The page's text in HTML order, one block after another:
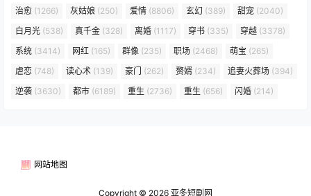
治愈 (1266) 灰姑娘 (250) 爱情 (8806) 玄幻 (389) 甜宠 (2040)
白月光 (538) 真千金 (328) 离婚 (1117) 穿书 (335) 穿越 (3378)
系统 (3414) 网红 (165) 群像 (235) 职场 (2468) 萌宝 (265)
虐恋 (748) 读心术 (139) 豪门 (262) 赘婿 (234) 追妻火葬场 (394)
逆袭 (3630) 都市 (6189) 重生 (2736) 重生 (656) 闪婚 (214)
网站地图
Copyright © 2026 亚冬短剧网